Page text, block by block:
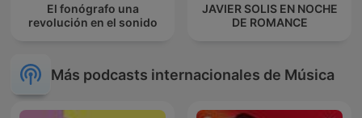
El fonógrafo una
revolución en el sonido
JAVIER SOLIS EN NOCHE
DE ROMANCE
Más podcasts internacionales de Música